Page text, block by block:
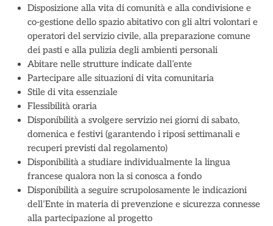
Disposizione alla vita di comunità e alla condivisione e
co-gestione dello spazio abitativo con gli altri volontari e
operatori del servizio civile, alla preparazione comune
dei pasti e alla pulizia degli ambienti personali
Abitare nelle strutture indicate dall’ente
Partecipare alle situazioni di vita comunitaria
Stile di vita essenziale
Flessibilità oraria
Disponibilità a svolgere servizio nei giorni di sabato,
domenica e festivi (garantendo i riposi settimanali e
recuperi previsti dal regolamento)
Disponibilità a studiare individualmente la lingua
francese qualora non la si conosca a fondo
Disponibilità a seguire scrupolosamente le indicazioni
dell’Ente in materia di prevenzione e sicurezza connesse
alla partecipazione al progetto